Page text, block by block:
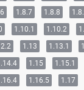
1.8.7 1.8.8
1.10.1 1.10.2
1.13 1.13.1
1.15 1.15.1
1.16.5 1.17